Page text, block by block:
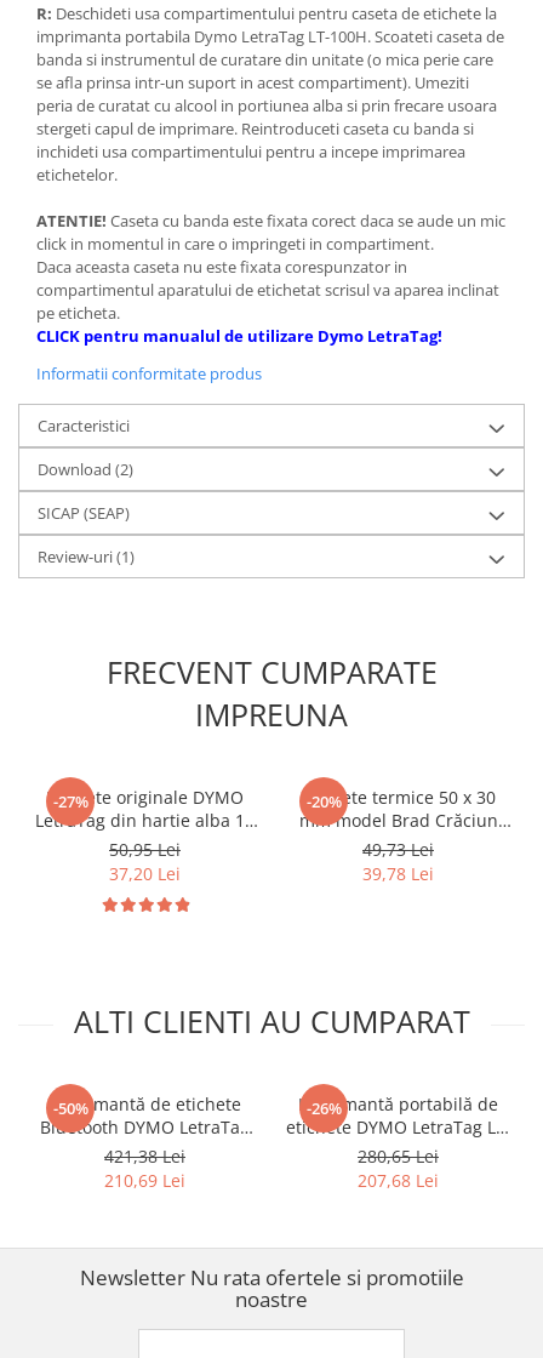
R: Deschideti usa compartimentului pentru caseta de etichete la
imprimanta portabila Dymo LetraTag LT-100H. Scoateti caseta de
banda si instrumentul de curatare din unitate (o mica perie care
se afla prinsa intr-un suport in acest compartiment). Umeziti
peria de curatat cu alcool in portiunea alba si prin frecare usoara
stergeti capul de imprimare. Reintroduceti caseta cu banda si
inchideti usa compartimentului pentru a incepe imprimarea
etichetelor.
ATENTIE! Caseta cu banda este fixata corect daca se aude un mic
click in momentul in care o impringeti in compartiment.
Daca aceasta caseta nu este fixata corespunzator in
compartimentul aparatului de etichetat scrisul va aparea inclinat
pe eticheta.
CLICK pentru manualul de utilizare Dymo LetraTag!
Informatii conformitate produs
Caracteristici
Download (2)
SICAP (SEAP)
Review-uri(1)
FRECVENT CUMPARATE
IMPREUNA
-27%
Etichete originale DYMO
LetraTag din hartie alba 12
mm pentru borcane,
recipiente si organizare
acasa S0721510
50,95 Lei
37,20 Lei
-20%
Etichete termice 50 x 30
mm model Brad Crăciun
pentru imprimante AIMO și
Phomemo M110 M200
M220, 230 etichete
49,73 Lei
39,78 Lei
ALTI CLIENTI AU CUMPARAT
-50%
Imprimantă de etichete
Bluetooth DYMO LetraTag
LT-200B cu 3 benzi originale
argintii pentru identificarea
echipamentelor și
421,38 Lei
210,69 Lei
-26%
Imprimantă portabilă de
etichete DYMO LetraTag LT-
100H Start Kit cu 4 baterii
AA pentru organizare acasă
și la birou 2174577
280,65 Lei
207,68 Lei
Newsletter Nu rata ofertele si promotiile
noastre